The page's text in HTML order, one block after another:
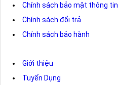
Chính sách bảo mật thông tin
Chính sách đổi trả
Chính sách bảo hành
Giới thiệu
Tuyển Dụng